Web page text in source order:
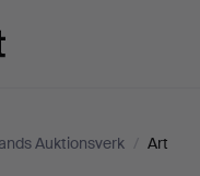
Auktionsverk / Art